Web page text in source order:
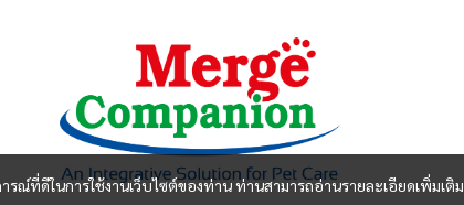
ที่ดีในการใช้งานเว็บไซต์ของท่าน ท่านสามารถอ่านรายละเอียดเพิ่มเติม